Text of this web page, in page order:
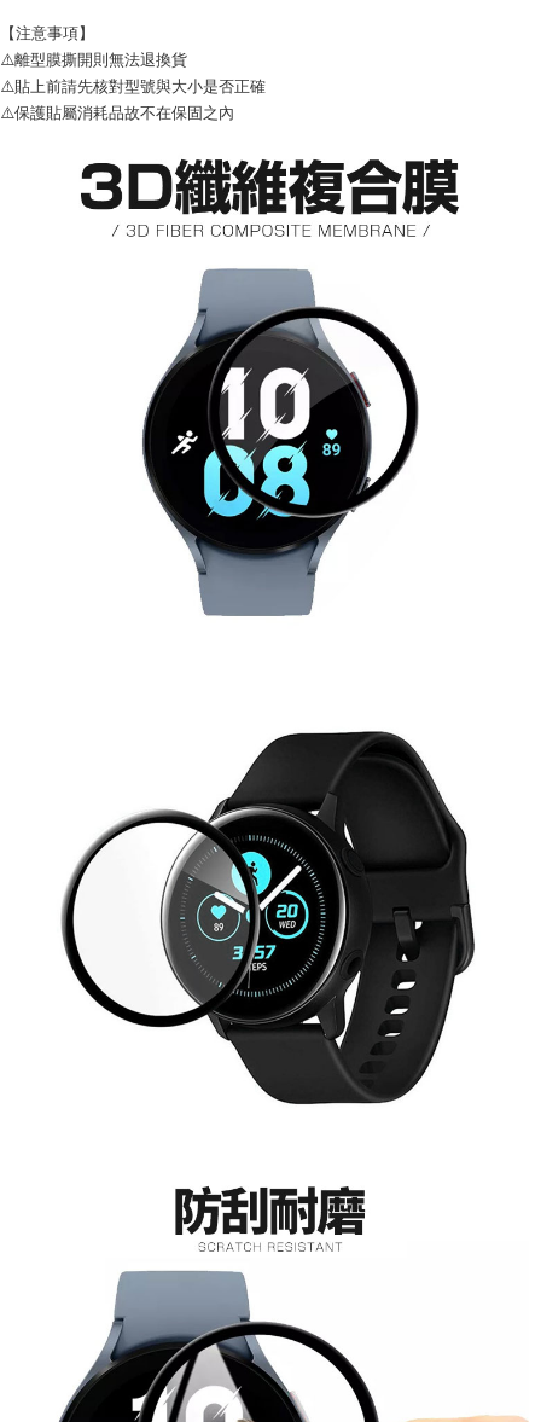
【注意事項】
⚠️離型膜撕開則無法退換貨
⚠️貼上前請先核對型號與大小是否正確
⚠️保護貼屬消耗品故不在保固之內